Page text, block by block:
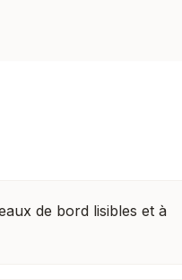
de bord lisibles et à